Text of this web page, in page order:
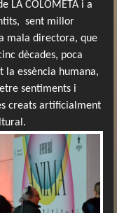
LA COLOMETA i a
sent millor
mala directora, que
dècades, poca
la essència humana,
sentiments i
creats artificialment